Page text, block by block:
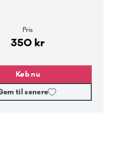
Pris
350 kr
Køb nu
til senere